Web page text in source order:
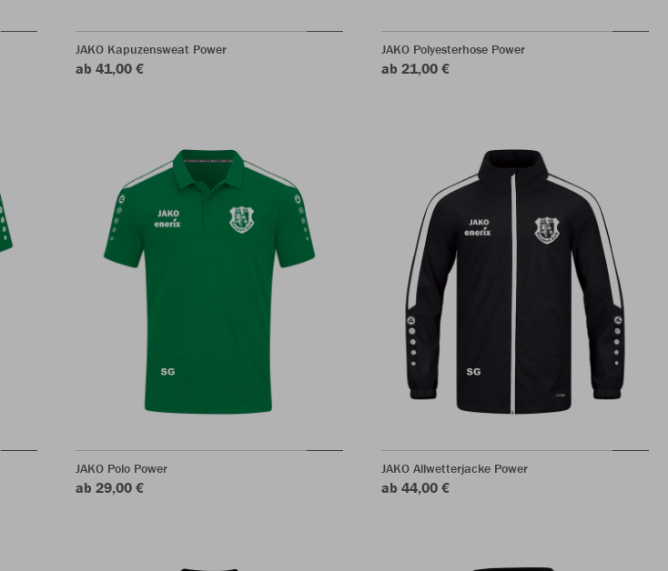
JAKO Kapuzensweat Power
ab 41,00 €
JAKO Polyesterhose Power
ab 21,00 €
JAKO Polo Power
ab 29,00 €
JAKO Allwetterjacke Power
ab 44,00 €